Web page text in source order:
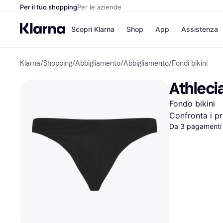
Per il tuo shoppingPer le aziende
Scopri Klarna
Opzioni di
Paga ora
Paga in 3 rate
Paga dopo 30 giorni
Finanziamento
Shop
Negozi
Unieuro
Media
eBay
Zalando
App Assistenza
Klarna/Shopping/Abbigliamento/Abbigliamento/Fondi bikini
Fondo bikini
Confronta i
Da 3